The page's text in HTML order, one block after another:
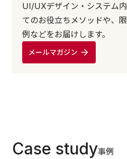
UI/UXデザイン・システム
てのお役立ちメソッドや、
例などをお届けします。
メールマガジン
Case study事例